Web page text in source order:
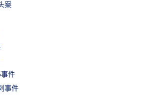
案
件
事件